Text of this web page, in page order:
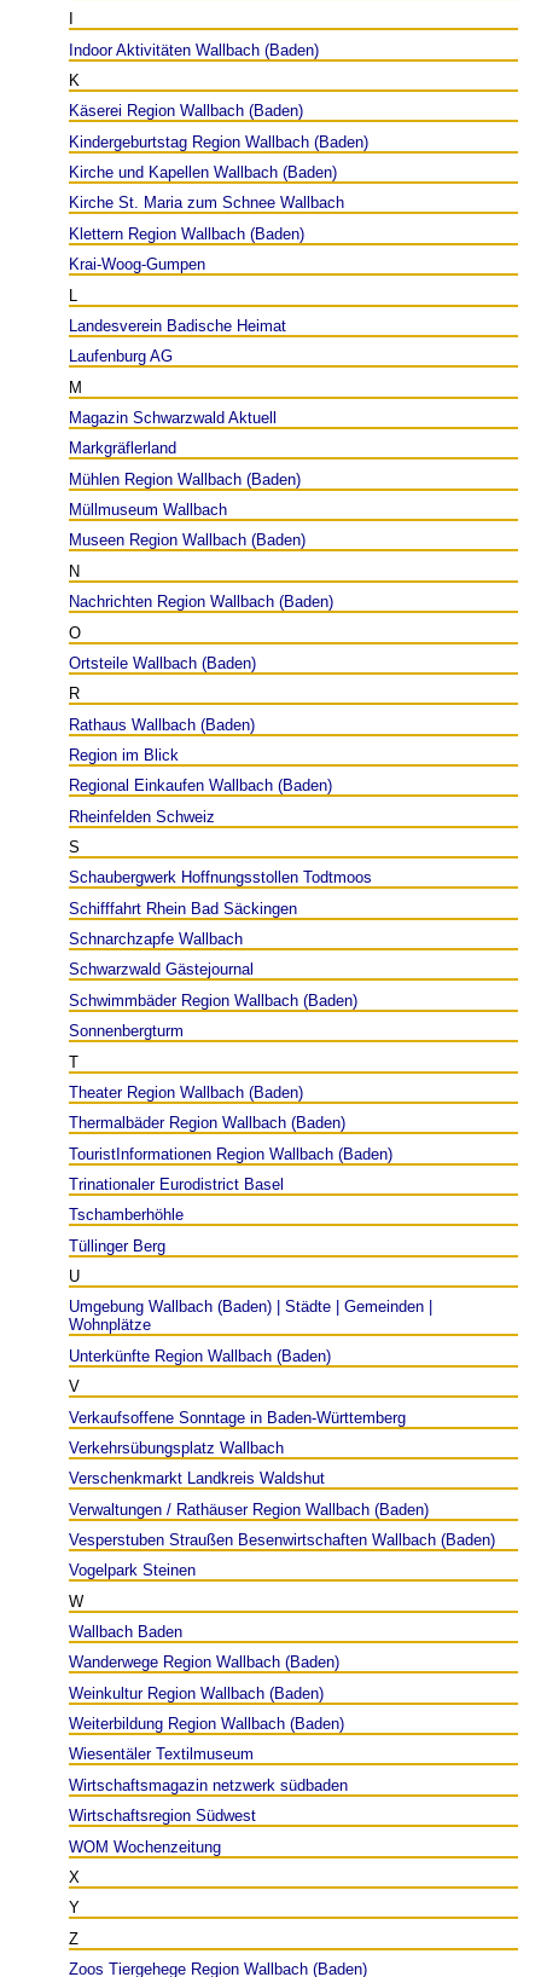
Indoor Aktivitäten Wallbach (Baden)
K
Käserei Region Wallbach (Baden)
Kindergeburtstag Region Wallbach (Baden)
Kirche und Kapellen Wallbach (Baden)
Kirche St. Maria zum Schnee Wallbach
Klettern Region Wallbach (Baden)
Krai-Woog-Gumpen
L
Landesverein Badische Heimat
Laufenburg AG
M
Magazin Schwarzwald Aktuell
Markgräflerland
Mühlen Region Wallbach (Baden)
Müllmuseum Wallbach
Museen Region Wallbach (Baden)
N
Nachrichten Region Wallbach (Baden)
O
Ortsteile Wallbach (Baden)
R
Rathaus Wallbach (Baden)
Region im Blick
Regional Einkaufen Wallbach (Baden)
Rheinfelden Schweiz
S
Schaubergwerk Hoffnungsstollen Todtmoos
Schifffahrt Rhein Bad Säckingen
Schnarchzapfe Wallbach
Schwarzwald Gästejournal
Schwimmbäder Region Wallbach (Baden)
Sonnenbergturm
T
Theater Region Wallbach (Baden)
Thermalbäder Region Wallbach (Baden)
TouristInformationen Region Wallbach (Baden)
Trinationaler Eurodistrict Basel
Tschamberhöhle
Tüllinger Berg
U
Umgebung Wallbach (Baden) | Städte | Gemeinden |
Wohnplätze
Unterkünfte Region Wallbach (Baden)
V
Verkaufsoffene Sonntage in Baden-Württemberg
Verkehrsübungsplatz Wallbach
Verschenkmarkt Landkreis Waldshut
Verwaltungen / Rathäuser Region Wallbach (Baden)
Vesperstuben Straußen Besenwirtschaften Wallbach (Baden)
Vogelpark Steinen
W
Wallbach Baden
Wanderwege Region Wallbach (Baden)
Weinkultur Region Wallbach (Baden)
Weiterbildung Region Wallbach (Baden)
Wiesentäler Textilmuseum
Wirtschaftsmagazin netzwerk südbaden
Wirtschaftsregion Südwest
WOM Wochenzeitung
X
Y
Z
Zoos Tiergehege Region Wallbach (Baden)